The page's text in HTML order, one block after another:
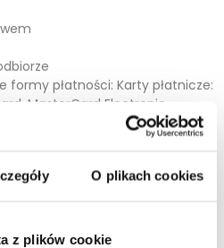
O plikach cookies
z plików cookie
formy płatności: Karty płatnicze:
MasterCard Electronic,